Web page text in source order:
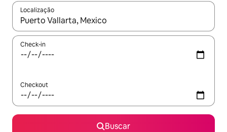
Localização
Quando os resultados estiverem disponíveis, explore-os
Check-in
Checkout
Buscar